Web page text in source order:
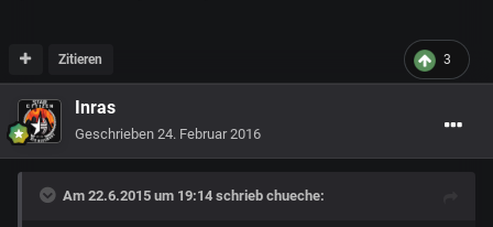
3
Zitieren
Inras
Geschrieben 24. Februar 2016
Am 22.6.2015 um 19:14 schrieb chueche: